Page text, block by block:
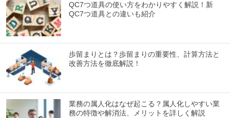
QC7つ道具の使い方をわかりやすく解説！新
QC7つ道具との違いも紹介
歩留まりとは？歩留まりの重要性、計算方法と
改善方法を徹底解説！
業務の属人化はなぜ起こる？属人化しやすい業
務の特徴や解消法、メリットを詳しく解説